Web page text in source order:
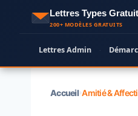
Lettres Types
200+ MODÈLES GRATUITS
Lettres Admin ·
Accueil›Amitié &